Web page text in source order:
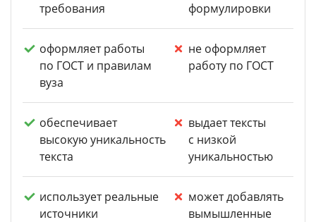
требования
формулировки
оформляет работы
по ГОСТ и правилам
вуза
не оформляет
работу по ГОСТ
обеспечивает
высокую уникальность
текста
выдает тексты
с низкой
уникальностью
использует реальные
источники
может добавлять
вымышленные